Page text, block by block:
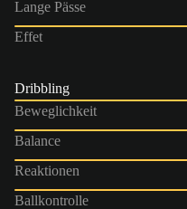
Lange Pässe
Effet
Dribbling
Beweglichkeit
Balance
Reaktionen
Ballkontrolle